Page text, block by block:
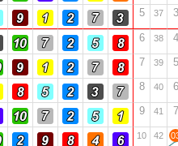
5 37 3
6 38 4
7 39 5
8 40 6
9 41 7
10 42